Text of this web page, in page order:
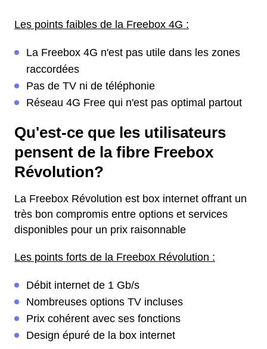
Les points faibles de la Freebox 4G :
La Freebox 4G n'est pas utile dans les zones
raccordées
Pas de TV ni de téléphonie
Réseau 4G Free qui n'est pas optimal partout
Qu'est-ce que les utilisateurs
pensent de la fibre Freebox
Révolution?
La Freebox Révolution est box internet offrant un
très bon compromis entre options et services
disponibles pour un prix raisonnable
Les points forts de la Freebox Révolution :
Débit internet de 1 Gb/s
Nombreuses options TV incluses
Prix cohérent avec ses fonctions
Design épuré de la box internet